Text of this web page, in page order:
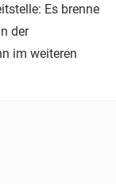
Es brenne
der
im weiteren